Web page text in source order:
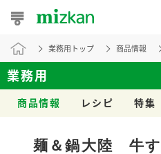
おうちレシピ
おすすめレシピ
業務用トップ 商品情報
業務用
商品情報 レシピ 特集
麺＆鍋大陸 牛